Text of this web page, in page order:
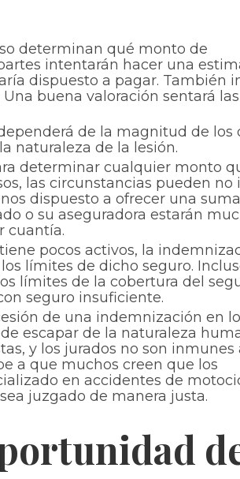
determinan qué monto de
intentarán hacer una
dispuesto a pagar. También
buena valoración sentará
de la magnitud de los
naturaleza de la lesión.
determinar cualquier monto
las circunstancias pueden no
dispuesto a ofrecer una
o su aseguradora estarán
cuantía.
pocos activos, la
límites de dicho seguro.
límites de la cobertura del
seguro insuficiente.
de una indemnización en
escapar de la naturaleza
y los jurados no son inmunes
a que muchos creen que los
en accidentes de
juzgado de manera justa.